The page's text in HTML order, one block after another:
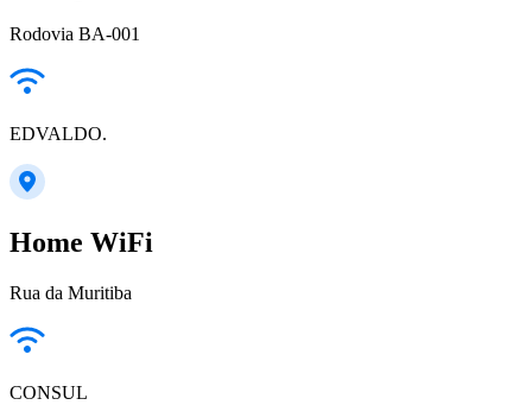
Rodovia BA-001
EDVALDO.
Home WiFi
Rua da Muritiba
CONSUL